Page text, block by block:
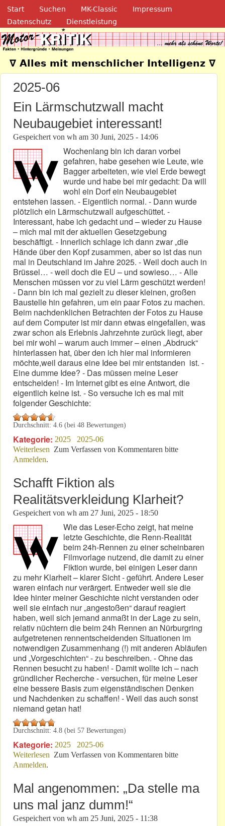
Direkt zum Inhalt
Navigation
Start Suchen MK-Classic
Impressum
Datenschutz
Dienstleistung
Motor-Kritik.de
∇ Alles mit menschlicher Intelligenz ∇
2025-06
Ein Lärmschutzwall macht
Neubaugebiet interessant!
Gespeichert von wh am 30 Juni, 2025 - 14:06
Wochenlang bin ich daran vorbei
gefahren, habe gesehen wie Leute, wie
Bagger arbeiteten, wie viel Erde bewegt
wurde und habe bei mir gedacht: Da will
wohl ein Dorf ein Neubaugebiet
entstehen lassen. - Eigentlich normal. - Dann wurde
plötzlich ein Lärmschutzwall aufgeschüttet. -
Interessant, habe ich gedacht und – wieder zu Hause
– mich mal mit der aktuellen Gesetzgebung
beschäftigt. - Innerlich schlage ich dann zwar „die
Hände über den Kopf zusammen, aber so ist das nun
mal in Deutschland im Jahre 2025. - Weil doch auch in
Brüssel… - weil doch die EU – und sowieso… - Alle
Menschen müssen vor zu viel Lärm geschützt werden!
- Dann bin ich mal gezielt zu dieser kleinen, großen
Baustelle hin gefahren, um ein paar Fotos zu machen.
Beim nachdenklichen Betrachten der Fotos zu Hause
auf dem Computer ist mir dann etwas eingefallen, was
zwar schon als Erlebnis Jahrzehnte zurück liegt, aber
bei mir wohl – warum auch immer – einen „Abdruck“
hinterlassen hat, über den ich hier mal informieren
möchte,weil daraus eine Idee bei mir entstanden ist. -
Eine dumme Idee? - Das müssen meine Leser
entscheiden! - Im Internet gibt es eine Antwort, die
eigentlich keine ist. - So versuche ich es mal mit
folgender Geschichte:
Durchschnitt: 4.6 (bei 48 Bewertungen)
Kategorie: 2025
2025-06
Weiterlesen über Ein Lärmschutzwall macht Neubaugebiet
Zum Verfassen von Kommentaren bitte
Anmelden.
Schafft Fiktion als
Realitätsverkleidung Klarheit?
Gespeichert von wh am 27 Juni, 2025 - 18:50
Wie das Leser-Echo zeigt, hat meine
letzte Geschichte, die Renn-Realität
beim 24h-Rennen zu einer scheinbaren
Filmvorlage nutzend, die damit zu einer
Fiktion wurde, bei einigen Leser dann
zu mehr Klarheit – klarer Sicht - geführt. Andere Leser
waren einfach nur verärgert. Entweder weil sie die
Idee hinter meiner Geschichte nicht verstanden oder
weil sie einfach nur „angestoßen“ darauf reagiert
haben, weil sich jemand anmaßt in der Lage zu sein,
relativ nüchtern die beim 24h Rennen an Nürburgring
aufgetretenen rennentscheidenden Situationen im
notwendigen Zusammenhang (!) mit anderen Abläufen
und „Vorgeschichten“ - zu beschreiben. - Ohne das
Rennen besucht zu haben! - Damit wollte ich – nach
gründlicher Recherche - versuchen, für meine Leser
eine bessere Basis zum eigenständischen Denken
und Nachdenken zu schaffen! - Weil das auch sonst
niemand getan hat!
Durchschnitt: 4.8 (bei 57 Bewertungen)
Kategorie: 2025
2025-06
Weiterlesen über Schafft Fiktion als Realitätsverkleidung Klarheit?
Zum Verfassen von Kommentaren bitte
Anmelden.
Mal angenommen: „Da stelle ma
uns mal janz dumm!“
Gespeichert von wh am 25 Juni, 2025 - 11:38